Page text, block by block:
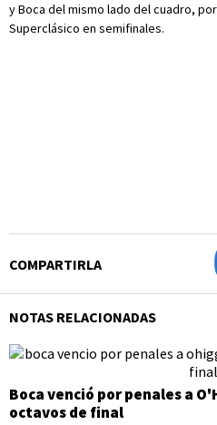
y Boca del mismo lado del cuadro,
Superclásico en semifinales.
COMPARTIRLA
NOTAS RELACIONADAS
Boca venció por penales a
octavos de final